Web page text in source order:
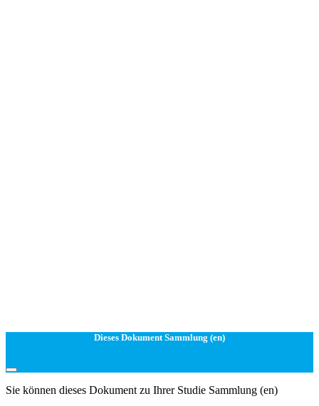
Dieses Dokument Sammlung (en)
Sie können dieses Dokument zu Ihrer Studie Sammlung (en)